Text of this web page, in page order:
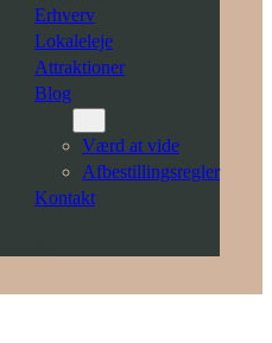
Erhverv
Lokaleleje
Attraktioner
Blog
Værd at vide
Afbestillingsregler
Kontakt